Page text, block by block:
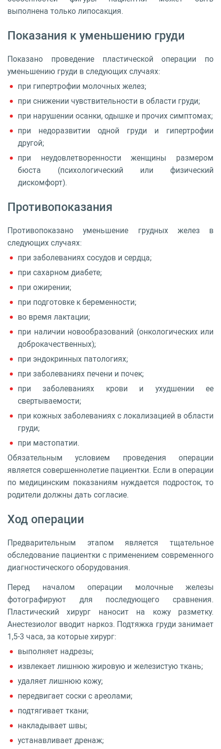
выполнена только липосакция.
Показания к уменьшению груди
Показано проведение пластической операции по
уменьшению груди в следующих случаях:
при гипертрофии молочных желез;
при снижении чувствительности в области груди;
при нарушении осанки, одышке и прочих симптомах;
при недоразвитии одной груди и гипертрофии
другой;
при неудовлетворенности женщины размером
бюста (психологический или физический
дискомфорт).
Противопоказания
Противопоказано уменьшение грудных желез в
следующих случаях:
при заболеваниях сосудов и сердца;
при сахарном диабете;
при ожирении;
при подготовке к беременности;
во время лактации;
при наличии новообразований (онкологических или
доброкачественных);
при эндокринных патологиях;
при заболеваниях печени и почек;
при заболеваниях крови и ухудшении ее
свертываемости;
при кожных заболеваниях с локализацией в области
груди;
при мастопатии.
Обязательным условием проведения операции
является совершеннолетие пациентки. Если в операции
по медицинским показаниям нуждается подросток, то
родители должны дать согласие.
Ход операции
Предварительным этапом является тщательное
обследование пациентки с применением современного
диагностического оборудования.
Перед началом операции молочные железы
фотографируют для последующего сравнения.
Пластический хирург наносит на кожу разметку.
Анестезиолог вводит наркоз. Подтяжка груди занимает
1,5-3 часа, за которые хирург:
выполняет надрезы;
извлекает лишнюю жировую и железистую ткань;
удаляет лишнюю кожу;
передвигает соски с ареолами;
подтягивает ткани;
накладывает швы;
устанавливает дренаж;